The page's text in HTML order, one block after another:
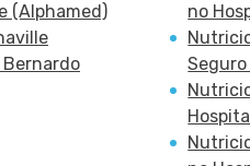
(Alphamed)
Bernardo
no